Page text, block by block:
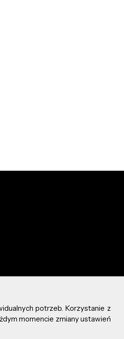
potrzeb. Korzystanie z
momencie zmiany ustawień